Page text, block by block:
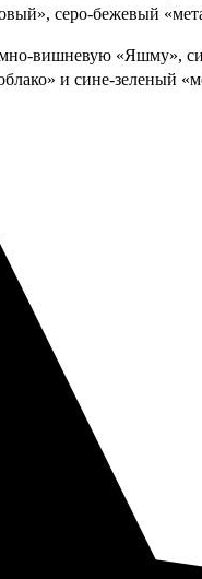
серо-бежевый
вишневую «Яшму»,
и сине-зеленый